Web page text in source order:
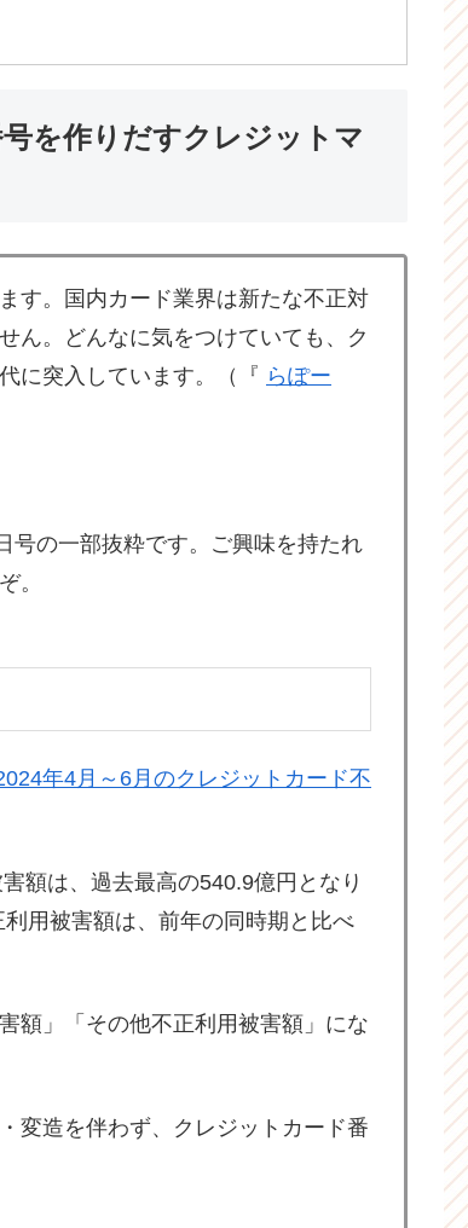
を作りだすクレジットマ
す。国内カード業界は新たな不正対
ん。どんなに気をつけていても、ク
に突入しています。（『 らぽー
号の一部抜粋です。ご興味を持たれ
。
年4月～6月のクレジットカード不
額は、過去最高の540.9億円となり
用被害額は、前年の同時期と比べ
額」「その他不正利用被害額」にな
変造を伴わず、クレジットカード番